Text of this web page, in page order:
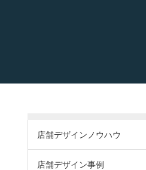
店舗デザインノウハウ
店舗デザイン事例